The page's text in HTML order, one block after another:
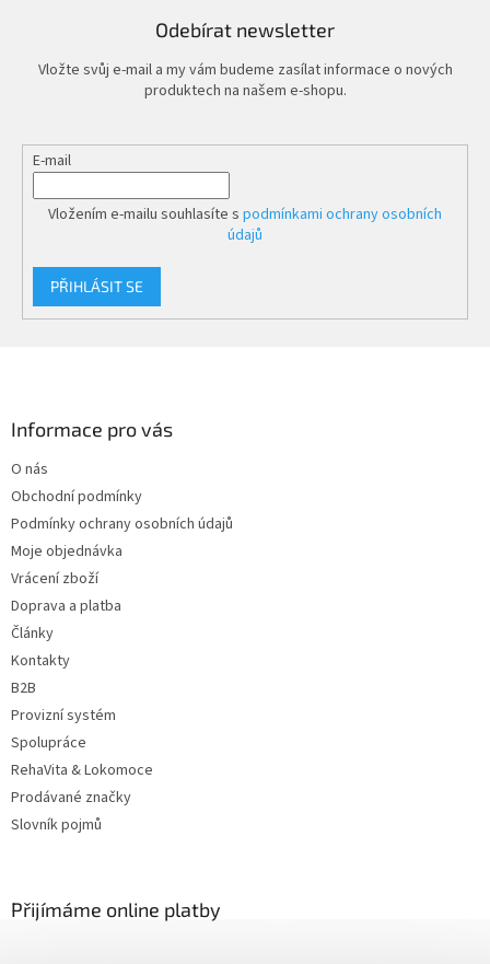
Odebírat newsletter
Vložte svůj e-mail a my vám budeme zasílat informace o nových
produktech na našem e-shopu.
E-mail
Vložením e-mailu souhlasíte s podmínkami ochrany osobních
údajů
PŘIHLÁSIT SE
Informace pro vás
O nás
Obchodní podmínky
Podmínky ochrany osobních údajů
Moje objednávka
Vrácení zboží
Doprava a platba
Články
Kontakty
B2B
Provizní systém
Spolupráce
RehaVita & Lokomoce
Prodávané značky
Slovník pojmů
Přijímáme online platby